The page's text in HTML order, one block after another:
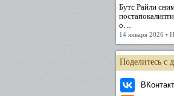
Бутс Райли
о…
14 января 2026 •
Поделитесь с